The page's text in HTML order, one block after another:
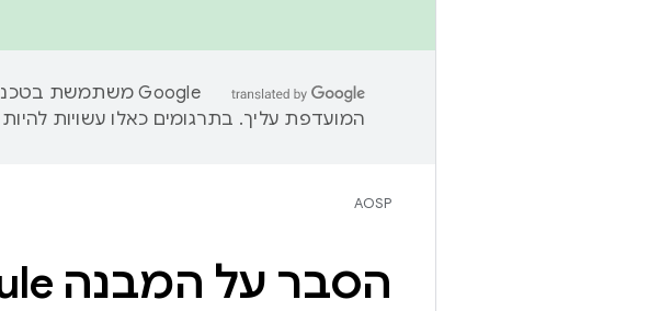
המועדפת עליך. בתרגומים כאלו עשויות
AOSP
הסבר על המבנה memtrack